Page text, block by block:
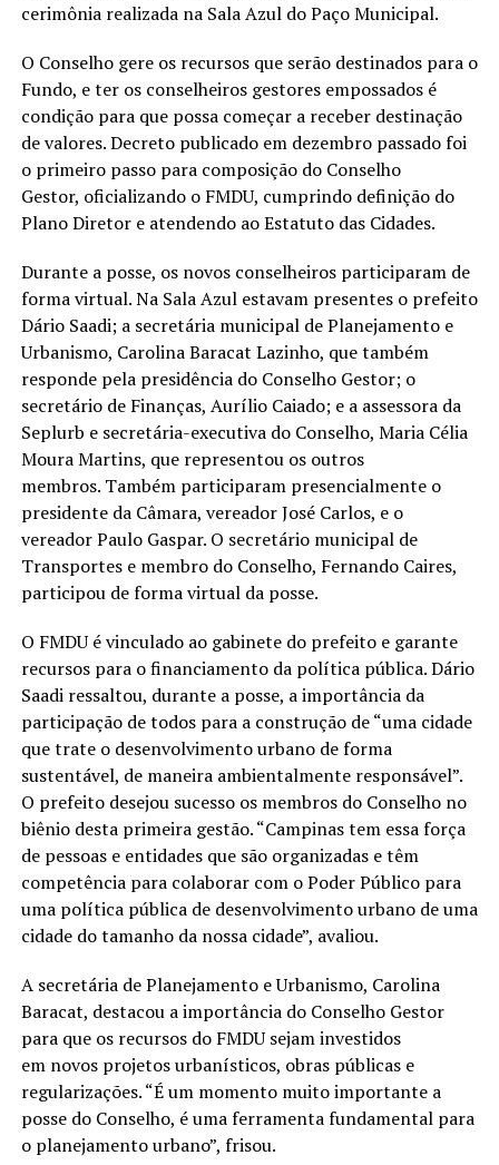
cerimônia realizada na Sala Azul do Paço Municipal.
O Conselho gere os recursos que serão destinados para o
Fundo, e ter os conselheiros gestores empossados é
condição para que possa começar a receber destinação
de valores. Decreto publicado em dezembro passado foi
o primeiro passo para composição do Conselho
Gestor, oficializando o FMDU, cumprindo definição do
Plano Diretor e atendendo ao Estatuto das Cidades.
Durante a posse, os novos conselheiros participaram de
forma virtual. Na Sala Azul estavam presentes o prefeito
Dário Saadi; a secretária municipal de Planejamento e
Urbanismo, Carolina Baracat Lazinho, que também
responde pela presidência do Conselho Gestor; o
secretário de Finanças, Aurílio Caiado; e a assessora da
Seplurb e secretária-executiva do Conselho, Maria Célia
Moura Martins, que representou os outros
membros. Também participaram presencialmente o
presidente da Câmara, vereador José Carlos, e o
vereador Paulo Gaspar. O secretário municipal de
Transportes e membro do Conselho, Fernando Caires,
participou de forma virtual da posse.
O FMDU é vinculado ao gabinete do prefeito e garante
recursos para o financiamento da política pública. Dário
Saadi ressaltou, durante a posse, a importância da
participação de todos para a construção de “uma cidade
que trate o desenvolvimento urbano de forma
sustentável, de maneira ambientalmente responsável”.
O prefeito desejou sucesso os membros do Conselho no
biênio desta primeira gestão. “Campinas tem essa força
de pessoas e entidades que são organizadas e têm
competência para colaborar com o Poder Público para
uma política pública de desenvolvimento urbano de uma
cidade do tamanho da nossa cidade”, avaliou.
A secretária de Planejamento e Urbanismo, Carolina
Baracat, destacou a importância do Conselho Gestor
para que os recursos do FMDU sejam investidos
em novos projetos urbanísticos, obras públicas e
regularizações. “É um momento muito importante a
posse do Conselho, é uma ferramenta fundamental para
o planejamento urbano”, frisou.